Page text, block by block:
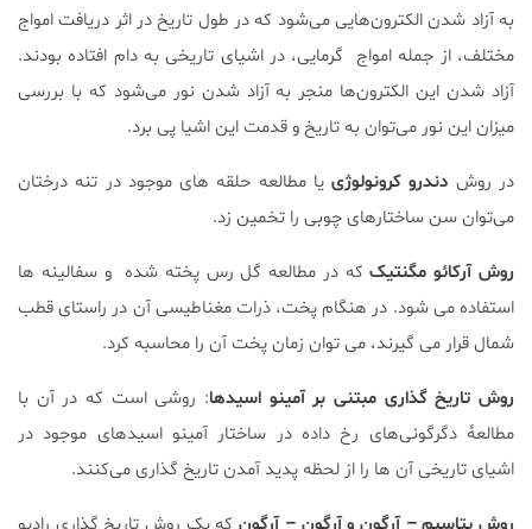
به آزاد شدن الکترون‌هایی می‌شود که در طول تاریخ در اثر دریافت امواج
مختلف، از جمله امواج گرمایی، در اشیای تاریخی به دام افتاده بودند.
آزاد شدن این الکترون‌ها منجر به آزاد شدن نور می‌شود که با بررسی
میزان این نور می‌توان به تاریخ و قدمت این اشیا پی برد.
در روش دندرو کرونولوژییا مطالعه حلقه های موجود در تنه درختان
می‌توان سن ساختار‌های چوبی را تخمین زد.
روش آرکائو مگنتیککه در مطالعه گل رس پخته شده و سفالینه ها
استفاده می شود. در هنگام پخت، ذرات مغناطیسی آن در راستای قطب
شمال قرار می گیرند، می توان زمان پخت آن را محاسبه کرد.
روش تاریخ گذاری مبتنی بر آمینو اسیدها: روشی است که در آن با
مطالعهٔ دگرگونی‌های رخ داده در ساختار آمینو اسیدهای موجود در
اشیای تاریخی آن ها را از لحظه پدید آمدن تاریخ گذاری می‌کنند.